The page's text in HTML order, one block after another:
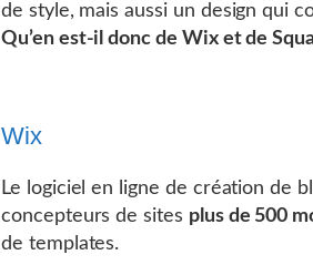
de style, mais aussi un design qui
Qu’en est-il donc de Wix et de
Wix
Le logiciel en ligne de création de
concepteurs de sites plus de 500
de templates.